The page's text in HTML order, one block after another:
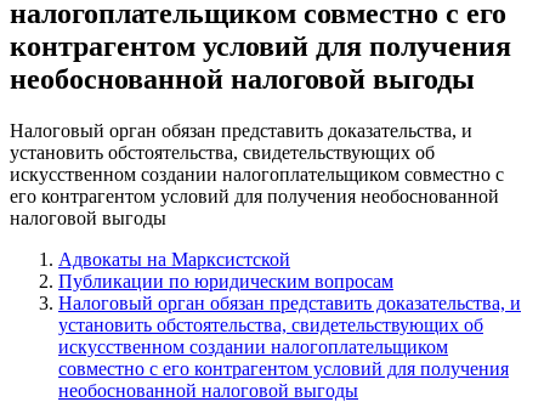
налогоплательщиком совместно с его
контрагентом условий для получения
необоснованной налоговой выгоды
Налоговый орган обязан представить доказательства, и
установить обстоятельства, свидетельствующих об
искусственном создании налогоплательщиком совместно с
его контрагентом условий для получения необоснованной
налоговой выгоды
Адвокаты на Марксистской
Публикации по юридическим вопросам
Налоговый орган обязан представить доказательства, и
установить обстоятельства, свидетельствующих об
искусственном создании налогоплательщиком
совместно с его контрагентом условий для получения
необоснованной налоговой выгоды